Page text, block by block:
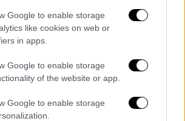
Google to enable storage
like cookies on web or
in apps.
Google to enable storage
of the website or app.
Google to enable storage
από την απόφαση του κ.
οι καθυστερήσεις έχουν ήδη
στο χρονοδιάγραμμα.
επιχειρηματολογία της
«η παράδοση από την Αττικό
του Φρέατος ΤΒΜ Βεΐκου
23.11.2022, δηλαδή με 336